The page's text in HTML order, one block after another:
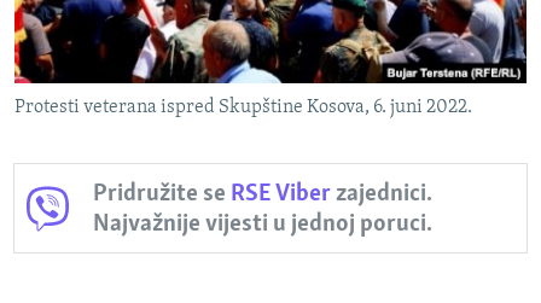
Protesti veterana ispred Skupštine Kosova, 6. juni 2022.
Pridružite se RSE Viberzajednici.
Najvažnije vijesti u jednoj poruci.